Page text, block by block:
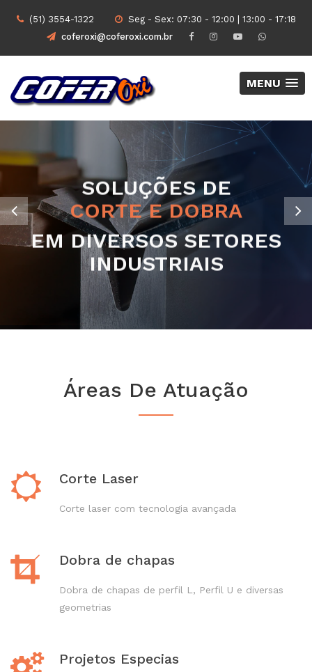
(51) 3554-1322
Seg - Sex: 07:30 - 12:00 | 13:00 - 17:18
coferoxi@coferoxi.com.br
MENU
AGILIDADE E QUALIDADE
COMPROVADAS
SOLUÇÕES DE
CORTE E DOBRA
EM DIVERSOS SETORES
INDUSTRIAIS
CORTE A LASER COM NOVA
TECNOLOGIA DE
FIBRA ÓPTICA
PROJETOS TOTALMENTE
PERSONALIZADOS DE
ACORDO COM AS SUAS
NECESSIDADES
Áreas De Atuação
Corte Laser
Corte laser com tecnologia avançada
Dobra de chapas
Dobra de chapas de perfil L, Perfil U e diversas
geometrias
Projetos Especias